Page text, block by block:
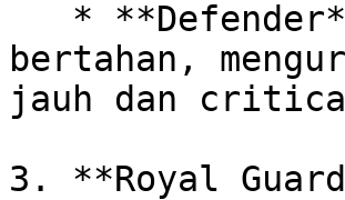
bertahan,
jauh dan
3. **Royal